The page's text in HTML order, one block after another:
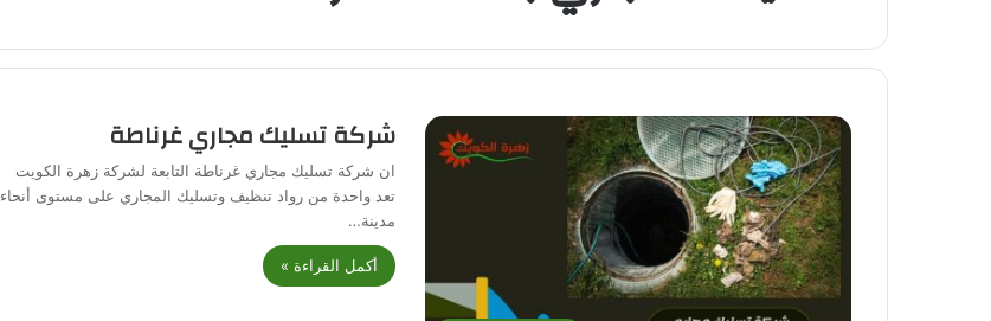
شركة تسليك مجاري غرناطة
ان شركة تسليك مجاري غرناطة التابعة لشركة زهرة الكويت
تعد واحدة من رواد تنظيف وتسليك المجاري على مستوى أنحاء
مدينة…
أكمل القراءة »